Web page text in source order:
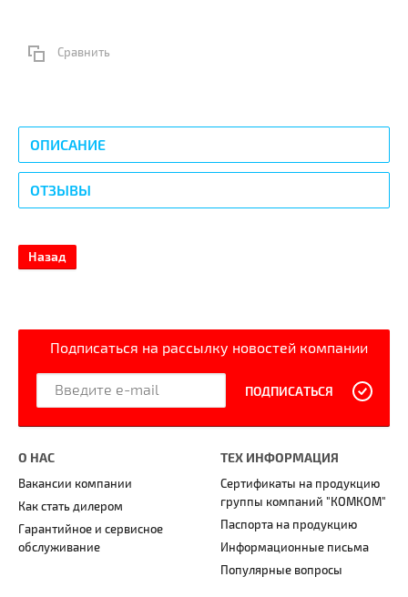
Сравнить
ОПИСАНИЕ
ОТЗЫВЫ
Назад
Подписаться на рассылку новостей компании
ПОДПИСАТЬСЯ
О НАС
Вакансии компании
Как стать дилером
Гарантийное и сервисное
обслуживание
ТЕХ ИНФОРМАЦИЯ
Сертификаты на продукцию
группы компаний "КОМКОМ"
Паспорта на продукцию
Информационные письма
Популярные вопросы